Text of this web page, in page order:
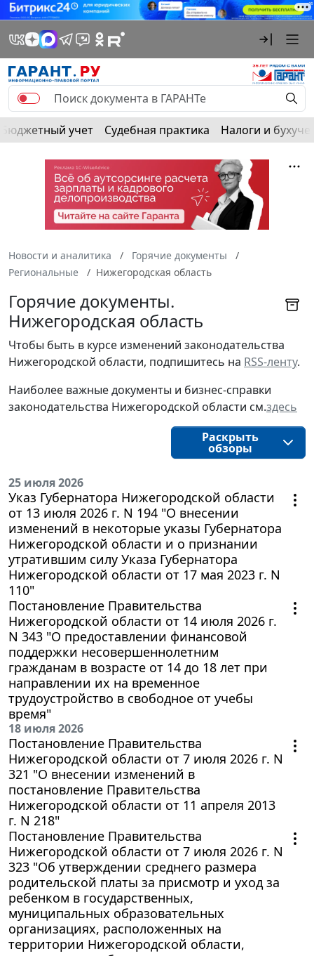
Бюджетный учет Судебная практика Налоги и
Новости и аналитика
Горячие документы
Региональные
Нижегородская область
Горячие документы.
Нижегородская область
Чтобы быть в курсе изменений законодательства
Нижегородской области, подпишитесь на RSS-ленту.
Наиболее важные документы и бизнес-справки
законодательства Нижегородской области см.здесь
Раскрыть
обзоры
25 июля 2026
Указ Губернатора Нижегородской области
от 13 июля 2026 г. N 194 "О внесении
изменений в некоторые указы Губернатора
Нижегородской области и о признании
утратившим силу Указа Губернатора
Нижегородской области от 17 мая 2023 г. N
110"
Постановление Правительства
Нижегородской области от 14 июля 2026 г.
N 343 "О предоставлении финансовой
поддержки несовершеннолетним
гражданам в возрасте от 14 до 18 лет при
направлении их на временное
трудоустройство в свободное от учебы
время"
18 июля 2026
Постановление Правительства
Нижегородской области от 7 июля 2026 г. N
321 "О внесении изменений в
постановление Правительства
Нижегородской области от 11 апреля 2013
г. N 218"
Постановление Правительства
Нижегородской области от 7 июля 2026 г. N
323 "Об утверждении среднего размера
родительской платы за присмотр и уход за
ребенком в государственных,
муниципальных образовательных
организациях, расположенных на
территории Нижегородской области,